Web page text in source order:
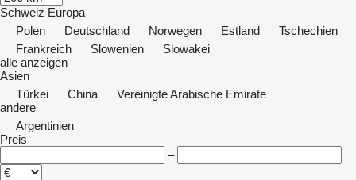
Schweiz Europa
Polen
Deutschland Norwegen Estland
Tschechien
Frankreich
Slowenien
Slowakei
alle anzeigen
Asien
Türkei
China
Vereinigte Arabische Emirate
andere
Argentinien
Preis
–